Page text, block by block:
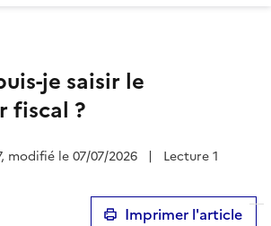
je saisir le
fiscal ?
modifié le 07/07/2026 |
Lecture 1
Imprimer l'article